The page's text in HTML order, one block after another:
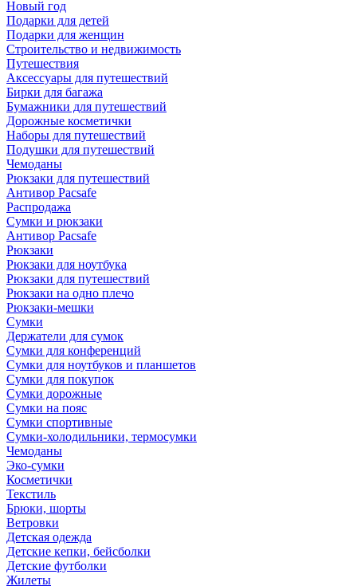
Новый год
Подарки для детей
Подарки для женщин
Строительство и недвижимость
Путешествия
Аксессуары для путешествий
Бирки для багажа
Бумажники для путешествий
Дорожные косметички
Наборы для путешествий
Подушки для путешествий
Чемоданы
Рюкзаки для путешествий
Антивор Pacsafe
Распродажа
Сумки и рюкзаки
Антивор Pacsafe
Рюкзаки
Рюкзаки для ноутбука
Рюкзаки для путешествий
Рюкзаки на одно плечо
Рюкзаки-мешки
Сумки
Держатели для сумок
Сумки для конференций
Сумки для ноутбуков и планшетов
Сумки для покупок
Сумки дорожные
Сумки на пояс
Сумки спортивные
Сумки-холодильники, термосумки
Чемоданы
Эко-сумки
Косметички
Текстиль
Брюки, шорты
Ветровки
Детская одежда
Детские кепки, бейсболки
Детские футболки
Жилеты